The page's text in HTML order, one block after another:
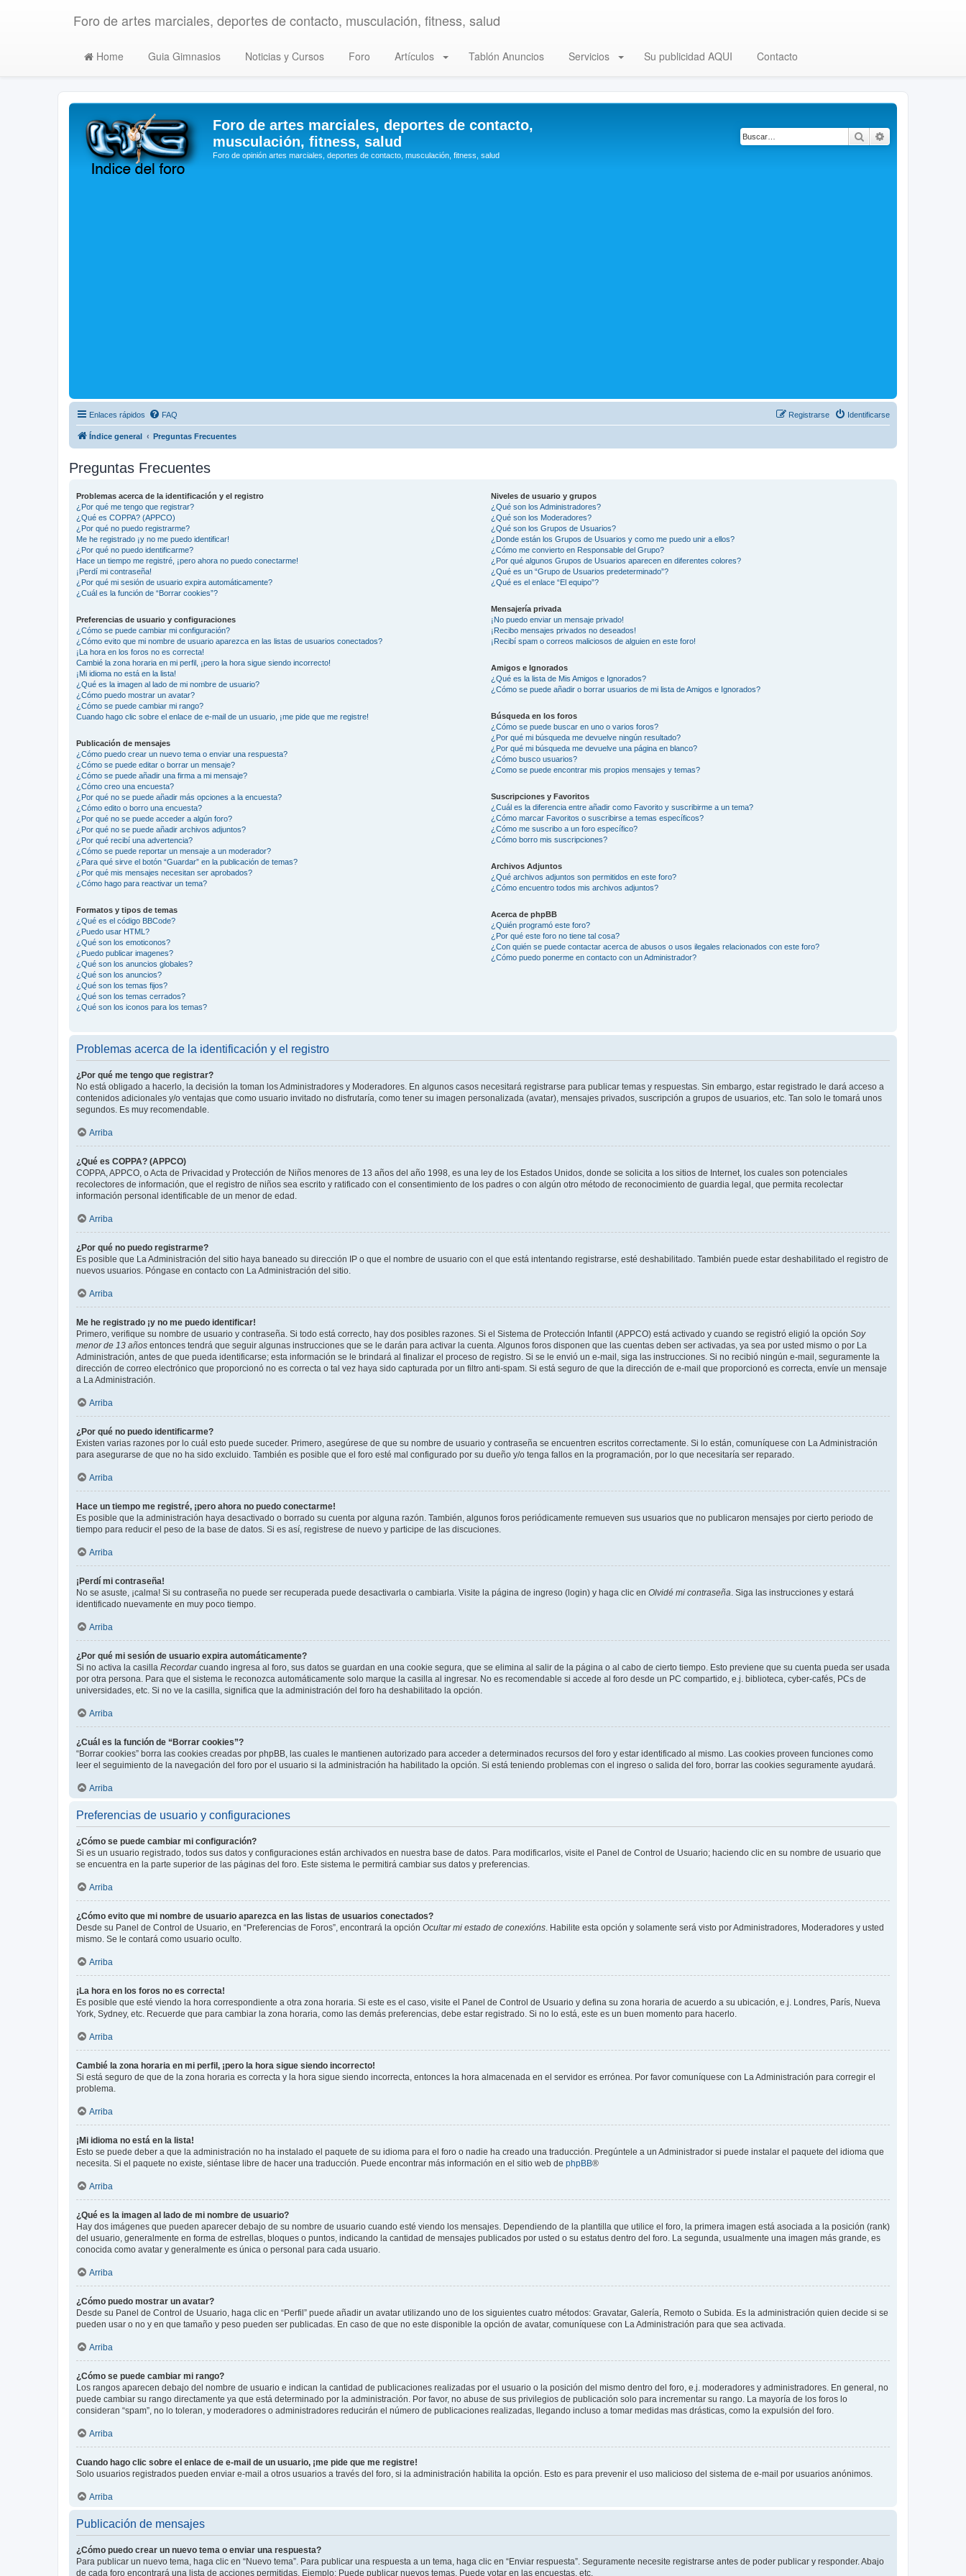
Foro de artes marciales, deportes de contacto, musculación, fitness, salud
Home Guia Gimnasios Noticias y Cursos Foro Artículos Tablón Anuncios Servicios Su publicidad AQUI Contacto
Foro de artes marciales, deportes de contacto,
musculación, fitness, salud
Foro de opinión artes marciales, deportes de contacto, musculación, fitness, salud
Buscar
Enlaces rápidos FAQ Identificarse
Registrarse
Índice general Preguntas Frecuentes
Preguntas Frecuentes
Problemas acerca de la identificación y el registro
¿Por qué me tengo que registrar?
¿Qué es COPPA? (APPCO)
¿Por qué no puedo registrarme?
Me he registrado ¡y no me puedo identificar!
¿Por qué no puedo identificarme?
Hace un tiempo me registré, ¡pero ahora no puedo conectarme!
¡Perdí mi contraseña!
¿Por qué mi sesión de usuario expira automáticamente?
¿Cuál es la función de “Borrar cookies”?
Preferencias de usuario y configuraciones
¿Cómo se puede cambiar mi configuración?
¿Cómo evito que mi nombre de usuario aparezca en las listas de usuarios conectados?
¡La hora en los foros no es correcta!
Cambié la zona horaria en mi perfil, ¡pero la hora sigue siendo incorrecto!
¡Mi idioma no está en la lista!
¿Qué es la imagen al lado de mi nombre de usuario?
¿Cómo puedo mostrar un avatar?
¿Cómo se puede cambiar mi rango?
Cuando hago clic sobre el enlace de e-mail de un usuario, ¡me pide que me registre!
Publicación de mensajes
¿Cómo puedo crear un nuevo tema o enviar una respuesta?
¿Cómo se puede editar o borrar un mensaje?
¿Cómo se puede añadir una firma a mi mensaje?
¿Cómo creo una encuesta?
¿Por qué no se puede añadir más opciones a la encuesta?
¿Cómo edito o borro una encuesta?
¿Por qué no se puede acceder a algún foro?
¿Por qué no se puede añadir archivos adjuntos?
¿Por qué recibí una advertencia?
¿Cómo se puede reportar un mensaje a un moderador?
¿Para qué sirve el botón “Guardar” en la publicación de temas?
¿Por qué mis mensajes necesitan ser aprobados?
¿Cómo hago para reactivar un tema?
Formatos y tipos de temas
¿Qué es el código BBCode?
¿Puedo usar HTML?
¿Qué son los emoticonos?
¿Puedo publicar imagenes?
¿Qué son los anuncios globales?
¿Qué son los anuncios?
¿Qué son los temas fijos?
¿Qué son los temas cerrados?
¿Qué son los iconos para los temas?
Niveles de usuario y grupos
¿Qué son los Administradores?
¿Qué son los Moderadores?
¿Qué son los Grupos de Usuarios?
¿Donde están los Grupos de Usuarios y como me puedo unir a ellos?
¿Cómo me convierto en Responsable del Grupo?
¿Por qué algunos Grupos de Usuarios aparecen en diferentes colores?
¿Qué es un “Grupo de Usuarios predeterminado”?
¿Qué es el enlace “El equipo”?
Mensajería privada
¡No puedo enviar un mensaje privado!
¡Recibo mensajes privados no deseados!
¡Recibí spam o correos maliciosos de alguien en este foro!
Amigos e Ignorados
¿Qué es la lista de Mis Amigos e Ignorados?
¿Cómo se puede añadir o borrar usuarios de mi lista de Amigos e Ignorados?
Búsqueda en los foros
¿Cómo se puede buscar en uno o varios foros?
¿Por qué mi búsqueda me devuelve ningún resultado?
¿Por qué mi búsqueda me devuelve una página en blanco?
¿Cómo busco usuarios?
¿Como se puede encontrar mis propios mensajes y temas?
Suscripciones y Favoritos
¿Cuál es la diferencia entre añadir como Favorito y suscribirme a un tema?
¿Cómo marcar Favoritos o suscribirse a temas específicos?
¿Cómo me suscribo a un foro específico?
¿Cómo borro mis suscripciones?
Archivos Adjuntos
¿Qué archivos adjuntos son permitidos en este foro?
¿Cómo encuentro todos mis archivos adjuntos?
Acerca de phpBB
¿Quién programó este foro?
¿Por qué este foro no tiene tal cosa?
¿Con quién se puede contactar acerca de abusos o usos ilegales relacionados con este foro?
¿Cómo puedo ponerme en contacto con un Administrador?
Problemas acerca de la identificación y el registro
¿Por qué me tengo que registrar?
No está obligado a hacerlo, la decisión la toman los Administradores y Moderadores. En algunos casos necesitará registrarse para publicar temas y respuestas. Sin embargo, estar registrado le dará acceso a
contenidos adicionales y/o ventajas que como usuario invitado no disfrutaría, como tener su imagen personalizada (avatar), mensajes privados, suscripción a grupos de usuarios, etc. Tan solo le tomará unos
segundos. Es muy recomendable.
Arriba
¿Qué es COPPA? (APPCO)
COPPA, APPCO, o Acta de Privacidad y Protección de Niños menores de 13 años del año 1998, es una ley de los Estados Unidos, donde se solicita a los sitios de Internet, los cuales son potenciales
recolectores de información, que el registro de niños sea escrito y ratificado con el consentimiento de los padres o con algún otro método de reconocimiento de guardia legal, que permita recolectar
información personal identificable de un menor de edad.
Arriba
¿Por qué no puedo registrarme?
Es posible que La Administración del sitio haya baneado su dirección IP o que el nombre de usuario con el que está intentando registrarse, esté deshabilitado. También puede estar deshabilitado el registro de
nuevos usuarios. Póngase en contacto con La Administración del sitio.
Arriba
Me he registrado ¡y no me puedo identificar!
Primero, verifique su nombre de usuario y contraseña. Si todo está correcto, hay dos posibles razones. Si el Sistema de Protección Infantil (APPCO) está activado y cuando se registró eligió la opción Soy
menor de 13 años entonces tendrá que seguir algunas instrucciones que se le darán para activar la cuenta. Algunos foros disponen que las cuentas deben ser activadas, ya sea por usted mismo o por La
Administración, antes de que pueda identificarse; esta información se le brindará al finalizar el proceso de registro. Si se le envió un e-mail, siga las instrucciones. Si no recibió ningún e-mail, seguramente la
dirección de correo electrónico que proporcionó no es correcta o tal vez haya sido capturada por un filtro anti-spam. Si está seguro de que la dirección de e-mail que proporcionó es correcta, envíe un mensaje
a La Administración.
Arriba
¿Por qué no puedo identificarme?
Existen varias razones por lo cuál esto puede suceder. Primero, asegúrese de que su nombre de usuario y contraseña se encuentren escritos correctamente. Si lo están, comuníquese con La Administración
para asegurarse de que no ha sido excluido. También es posible que el foro esté mal configurado por su dueño y/o tenga fallos en la programación, por lo que necesitaría ser reparado.
Arriba
Hace un tiempo me registré, ¡pero ahora no puedo conectarme!
Es posible que la administración haya desactivado o borrado su cuenta por alguna razón. También, algunos foros periódicamente remueven sus usuarios que no publicaron mensajes por cierto periodo de
tiempo para reducir el peso de la base de datos. Si es así, registrese de nuevo y participe de las discuciones.
Arriba
¡Perdí mi contraseña!
No se asuste, ¡calma! Si su contraseña no puede ser recuperada puede desactivarla o cambiarla. Visite la página de ingreso (login) y haga clic en Olvidé mi contraseña. Siga las instrucciones y estará
identificado nuevamente en muy poco tiempo.
Arriba
¿Por qué mi sesión de usuario expira automáticamente?
Si no activa la casilla Recordarcuando ingresa al foro, sus datos se guardan en una cookie segura, que se elimina al salir de la página o al cabo de cierto tiempo. Esto previene que su cuenta pueda ser usada
por otra persona. Para que el sistema le reconozca automáticamente solo marque la casilla al ingresar. No es recomendable si accede al foro desde un PC compartido, e.j. biblioteca, cyber-cafés, PCs de
universidades, etc. Si no ve la casilla, significa que la administración del foro ha deshabilitado la opción.
Arriba
¿Cuál es la función de “Borrar cookies”?
“Borrar cookies” borra las cookies creadas por phpBB, las cuales le mantienen autorizado para acceder a determinados recursos del foro y estar identificado al mismo. Las cookies proveen funciones como
leer el seguimiento de la navegación del foro por el usuario si la administración ha habilitado la opción. Si está teniendo problemas con el ingreso o salida del foro, borrar las cookies seguramente ayudará.
Arriba
Preferencias de usuario y configuraciones
¿Cómo se puede cambiar mi configuración?
Si es un usuario registrado, todos sus datos y configuraciones están archivados en nuestra base de datos. Para modificarlos, visite el Panel de Control de Usuario; haciendo clic en su nombre de usuario que
se encuentra en la parte superior de las páginas del foro. Este sistema le permitirá cambiar sus datos y preferencias.
Arriba
¿Cómo evito que mi nombre de usuario aparezca en las listas de usuarios conectados?
Desde su Panel de Control de Usuario, en “Preferencias de Foros”, encontrará la opción Ocultar mi estado de conexións. Habilite esta opción y solamente será visto por Administradores, Moderadores y usted
mismo. Se le contará como usuario oculto.
Arriba
¡La hora en los foros no es correcta!
Es posible que esté viendo la hora correspondiente a otra zona horaria. Si este es el caso, visite el Panel de Control de Usuario y defina su zona horaria de acuerdo a su ubicación, e.j. Londres, París, Nueva
York, Sydney, etc. Recuerde que para cambiar la zona horaria, como las demás preferencias, debe estar registrado. Si no lo está, este es un buen momento para hacerlo.
Arriba
Cambié la zona horaria en mi perfil, ¡pero la hora sigue siendo incorrecto!
Si está seguro de que de la zona horaria es correcta y la hora sigue siendo incorrecta, entonces la hora almacenada en el servidor es errónea. Por favor comuníquese con La Administración para corregir el
problema.
Arriba
¡Mi idioma no está en la lista!
Esto se puede deber a que la administración no ha instalado el paquete de su idioma para el foro o nadie ha creado una traducción. Pregúntele a un Administrador si puede instalar el paquete del idioma que
necesita. Si el paquete no existe, siéntase libre de hacer una traducción. Puede encontrar más información en el sitio web de phpBB®
Arriba
¿Qué es la imagen al lado de mi nombre de usuario?
Hay dos imágenes que pueden aparecer debajo de su nombre de usuario cuando esté viendo los mensajes. Dependiendo de la plantilla que utilice el foro, la primera imagen está asociada a la posición (rank)
del usuario, generalmente en forma de estrellas, bloques o puntos, indicando la cantidad de mensajes publicados por usted o su estatus dentro del foro. La segunda, usualmente una imagen más grande, es
conocida como avatar y generalmente es única o personal para cada usuario.
Arriba
¿Cómo puedo mostrar un avatar?
Desde su Panel de Control de Usuario, haga clic en “Perfil” puede añadir un avatar utilizando uno de los siguientes cuatro métodos: Gravatar, Galería, Remoto o Subida. Es la administración quien decide si se
pueden usar o no y en que tamaño y peso pueden ser publicadas. En caso de que no este disponible la opción de avatar, comuníquese con La Administración para que sea activada.
Arriba
¿Cómo se puede cambiar mi rango?
Los rangos aparecen debajo del nombre de usuario e indican la cantidad de publicaciones realizadas por el usuario o la posición del mismo dentro del foro, e.j. moderadores y administradores. En general, no
puede cambiar su rango directamente ya que está determinado por la administración. Por favor, no abuse de sus privilegios de publicación solo para incrementar su rango. La mayoría de los foros lo
consideran “spam”, no lo toleran, y moderadores o administradores reducirán el número de publicaciones realizadas, llegando incluso a tomar medidas mas drásticas, como la expulsión del foro.
Arriba
Cuando hago clic sobre el enlace de e-mail de un usuario, ¡me pide que me registre!
Solo usuarios registrados pueden enviar e-mail a otros usuarios a través del foro, si la administración habilita la opción. Esto es para prevenir el uso malicioso del sistema de e-mail por usuarios anónimos.
Arriba
Publicación de mensajes
¿Cómo puedo crear un nuevo tema o enviar una respuesta?
Para publicar un nuevo tema, haga clic en “Nuevo tema”. Para publicar una respuesta a un tema, haga clic en “Enviar respuesta”. Seguramente necesite registrarse antes de poder publicar y responder. Abajo
de cada foro encontrará una lista de acciones permitidas. Ejemplo: Puede publicar nuevos temas, Puede votar en las encuestas, etc.